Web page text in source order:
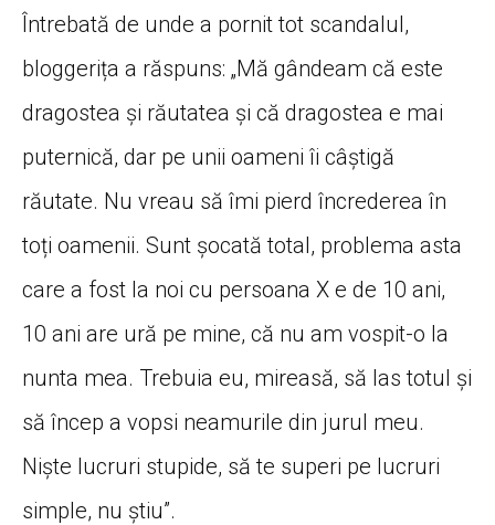
Întrebată de unde a pornit tot scandalul,
bloggerița a răspuns: „Mă gândeam că este
dragostea și răutatea și că dragostea e mai
puternică, dar pe unii oameni îi câștigă
răutate. Nu vreau să îmi pierd încrederea în
toți oamenii. Sunt șocată total, problema asta
care a fost la noi cu persoana X e de 10 ani,
10 ani are ură pe mine, că nu am vospit-o la
nunta mea. Trebuia eu, mireasă, să las totul și
să încep a vopsi neamurile din jurul meu.
Niște lucruri stupide, să te superi pe lucruri
simple, nu știu”.